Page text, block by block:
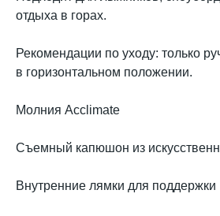
отдыха в горах.
Рекомендации по уходу: только
в горизонтальном положении.
Молния Acclimate
Съемный капюшон из
Внутренние лямки для поддержки